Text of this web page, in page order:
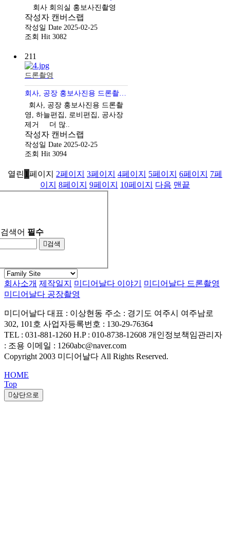
회사 회의실 홍보사진촬영
작성자 캔버스랩
작성일 Date 2025-02-25
조회 Hit 3082
211
드론촬영
회사, 공장 홍보사진용 드론촬
영, 하늘편집, 로비편집, 공사장
제거 더 많..
작성자 캔버스랩
작성일 Date 2025-02-25
조회 Hit 3094
열린 1 페이지 2페이지 3페이지 4페이지 5페이지 6페이지 7페
이지 8페이지 9페이지 10페이지 다음 맨끝
검색어 필수
검색
회사소개 제작일지 미디어날다 이야기
미디어날다 드론촬영
미디어날다 공장촬영
미디어날다 대표 : 이상현동 주소 : 경기도 여주시 여주남로
302, 101호 사업자등록번호 : 130-29-76364
TEL : 031-881-1260 H.P : 010-8738-12608 개인정보책임관리자
: 조용 이메일 : 1260abc@naver.com
Copyright 2003 미디어날다 All Rights Reserved.
HOME
Top
상단으로